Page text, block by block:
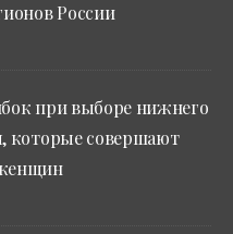
России
при выборе нижнего
которые совершают